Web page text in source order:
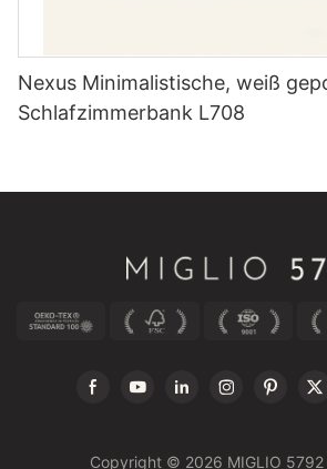
Nexus Minimalistische, weiß
Schlafzimmerbank L708
Copyright © 2026 MIGLIO 5792 |